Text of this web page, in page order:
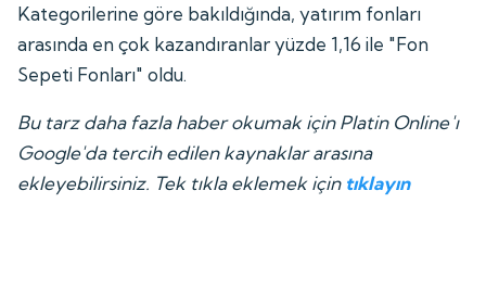
Kategorilerine göre bakıldığında, yatırım fonları
arasında en çok kazandıranlar yüzde 1,16 ile "Fon
Sepeti Fonları" oldu.
Bu tarz daha fazla haber okumak için Platin Online'ı
Google'da tercih edilen kaynaklar arasına
ekleyebilirsiniz. Tek tıkla eklemek için tıklayın